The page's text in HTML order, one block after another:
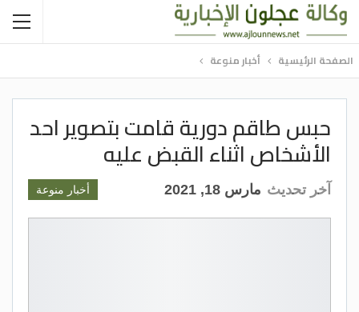
الصفحة الرئيسية أخبار منوعة
حبس طاقم دورية قامت بتصوير احد
الأشخاص اثناء القبض عليه
أخبار منوعة آخر تحديث مارس 18, 2021